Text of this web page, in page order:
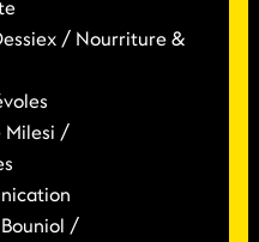
/ Nourriture &
Milesi /
/